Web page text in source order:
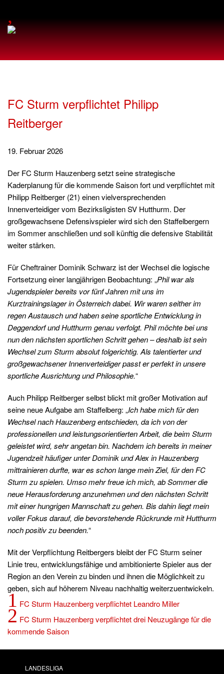
,
FC Sturm verpflichtet Philipp
Reitberger
19. Februar 2026
Der FC Sturm Hauzenberg setzt seine strategische
Kaderplanung für die kommende Saison fort und verpflichtet mit
Philipp Reitberger (21) einen vielversprechenden
Innenverteidiger vom Bezirksligisten SV Hutthurm. Der
großgewachsene Defensivspieler wird sich den Staffelbergern
im Sommer anschließen und soll künftig die defensive Stabilität
weiter stärken.
Für Cheftrainer Dominik Schwarz ist der Wechsel die logische
Fortsetzung einer langjährigen Beobachtung: „Phil war als
Jugendspieler bereits vor fünf Jahren mit uns im
Kurztrainingslager in Österreich dabei. Wir waren seither im
regen Austausch und haben seine sportliche Entwicklung in
Deggendorf und Hutthurm genau verfolgt. Phil möchte bei uns
nun den nächsten sportlichen Schritt gehen – deshalb ist sein
Wechsel zum Sturm absolut folgerichtig. Als talentierter und
großgewachsener Innenverteidiger passt er perfekt in unsere
sportliche Ausrichtung und Philosophie.“
Auch Philipp Reitberger selbst blickt mit großer Motivation auf
seine neue Aufgabe am Staffelberg: „Ich habe mich für den
Wechsel nach Hauzenberg entschieden, da ich von der
professionellen und leistungsorientierten Arbeit, die beim Sturm
geleistet wird, sehr angetan bin. Nachdem ich bereits in meiner
Jugendzeit häufiger unter Dominik und Alex in Hauzenberg
mittrainieren durfte, war es schon lange mein Ziel, für den FC
Sturm zu spielen. Umso mehr freue ich mich, ab Sommer die
neue Herausforderung anzunehmen und den nächsten Schritt
mit einer hungrigen Mannschaft zu gehen. Bis dahin liegt mein
voller Fokus darauf, die bevorstehende Rückrunde mit Hutthurm
noch positiv zu beenden.“
Mit der Verpflichtung Reitbergers bleibt der FC Sturm seiner
Linie treu, entwicklungsfähige und ambitionierte Spieler aus der
Region an den Verein zu binden und ihnen die Möglichkeit zu
geben, sich auf höherem Niveau nachhaltig weiterzuentwickeln.
1 FC Sturm Hauzenberg verpflichtet Leandro Miller
2 FC Sturm Hauzenberg verpflichtet drei Neuzugänge für die
kommende Saison
LANDESLIGA